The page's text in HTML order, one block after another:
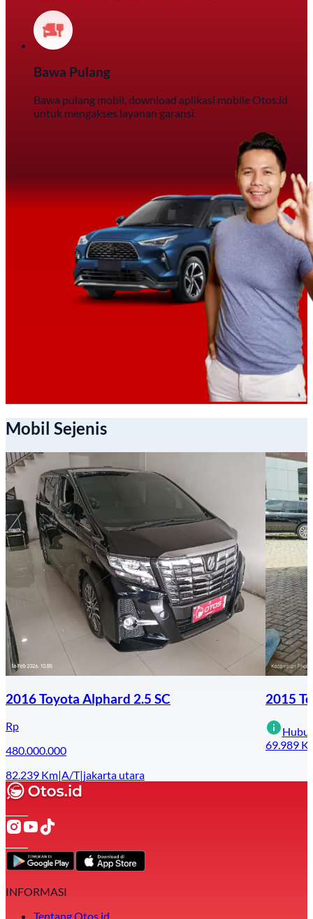
Bawa Pulang
Bawa pulang mobil, download aplikasi mobile Otos.id
untuk mengakses layanan garansi.
Mobil Sejenis
2016 Toyota Alphard 2.5 SC
Rp
480.000.000
82.239 Km|A/T|jakarta utara
2015
69.989
INFORMASI
Tentang Otos.id